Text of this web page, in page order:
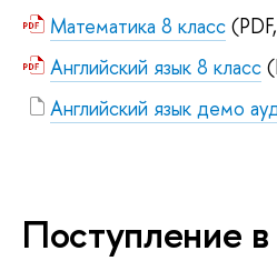
Математика 8 класс
Английский язык 8 класс
Английский язык демо
Поступление